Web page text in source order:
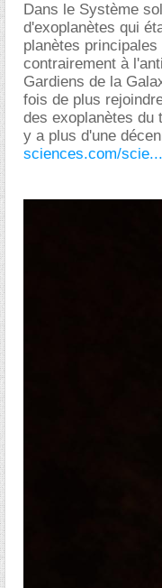
Dans le Système
d'exoplanètes qui
planètes
contrairement à
Gardiens de la
fois de plus
des exoplanètes du
y a plus d'une
sciences.com/